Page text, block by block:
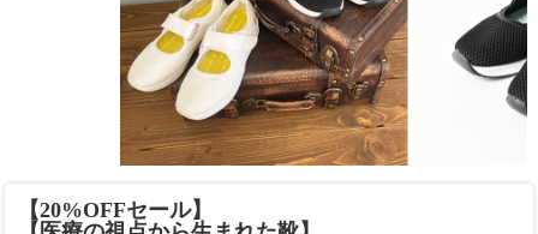
【20%OFFセール】